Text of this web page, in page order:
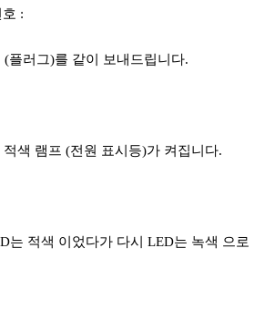
:
플러그)를 같이 보내드립니다.
색 램프 (전원 표시등)가 켜집니다.
는 적색 이었다가 다시 LED는 녹색 으로